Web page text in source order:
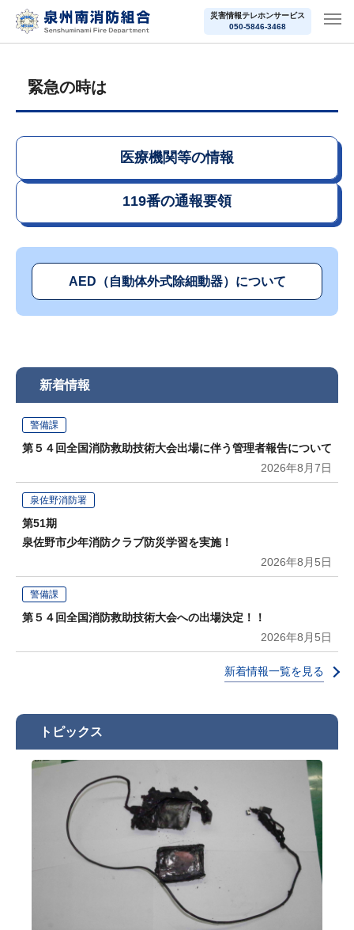
災害情報テレホンサービス
050-5846-3468
緊急の時は
医療機関等の情報
119番の通報要領
AED（自動体外式除細動器）について
新着情報
警備課
第５４回全国消防救助技術大会出場に伴う管理者報告について
2026年8月7日
泉佐野消防署
第51期
泉佐野市少年消防クラブ防災学習を実施！
2026年8月5日
警備課
第５４回全国消防救助技術大会への出場決定！！
2026年8月5日
新着情報一覧を見る
トピックス